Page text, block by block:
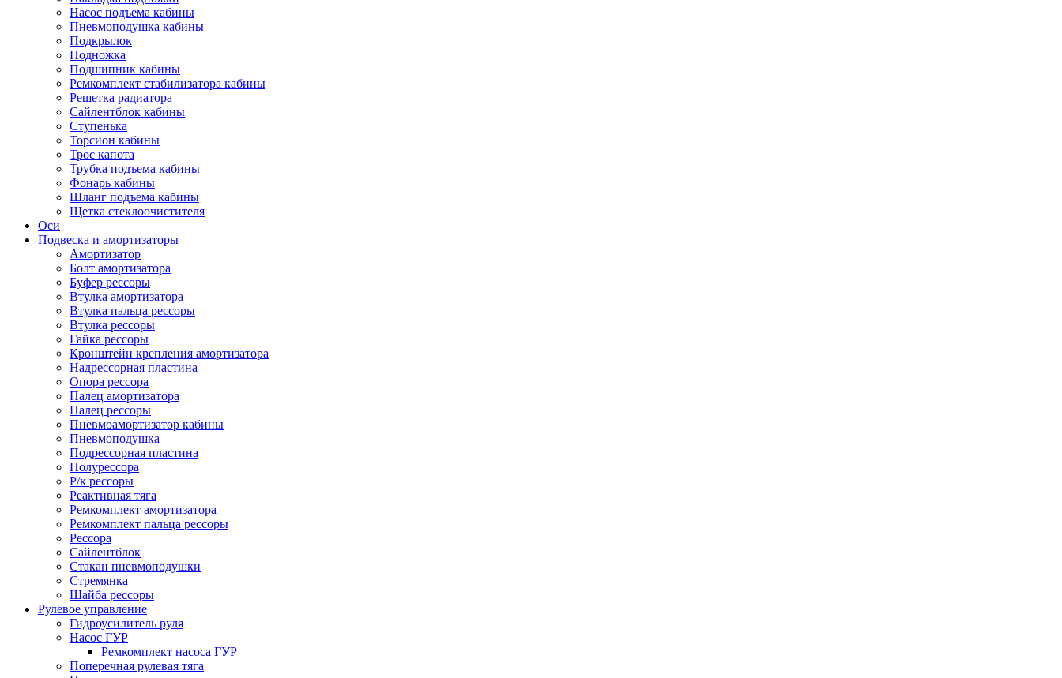
Насос подъема кабины
Пневмоподушка кабины
Подкрылок
Подножка
Подшипник кабины
Ремкомплект стабилизатора кабины
Решетка радиатора
Сайлентблок кабины
Ступенька
Торсион кабины
Трос капота
Трубка подъема кабины
Фонарь кабины
Шланг подъема кабины
Щетка стеклоочистителя
Оси
Подвеска и амортизаторы
Амортизатор
Болт амортизатора
Буфер рессоры
Втулка амортизатора
Втулка пальца рессоры
Втулка рессоры
Гайка рессоры
Кронштейн крепления амортизатора
Надрессорная пластина
Опора рессора
Палец амортизатора
Палец рессоры
Пневмоамортизатор кабины
Пневмоподушка
Подрессорная пластина
Полурессора
Р/к рессоры
Реактивная тяга
Ремкомплект амортизатора
Ремкомплект пальца рессоры
Рессора
Сайлентблок
Стакан пневмоподушки
Стремянка
Шайба рессоры
Рулевое управление
Гидроусилитель руля
Насос ГУР
Ремкомплект насоса ГУР
Поперечная рулевая тяга